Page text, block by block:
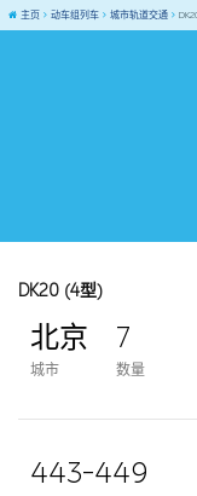
主页 动车组列车 城市轨道交通
DK20 (4型)
北京
城市
7
数量
443-449